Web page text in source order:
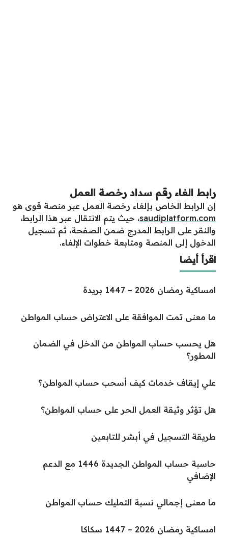
رابط الغاء رقم سداد رخصة العمل
إن الرابط الخاص بإلغاء رخصة العمل عبر منصة قوى هو
saudiplatform.com، حيث يتم الانتقال عبر هذا الرابط،
والنقر على الرابط المدرج ضمن الصفحة، ثم تسجيل
الدخول إلى المنصة ومتابعة خطوات الإلغاء.
اقرأ أيضا
امساكية رمضان 2026 – 1447 بريدة
ما معنى تمت الموافقة على الاعتراض حساب المواطن
هل يحسب حساب المواطن من الدخل في الضمان
المطور؟
علي إيقاف خدمات كيف أسحب حساب المواطن؟
هل تؤثر وثيقة العمل الحر على حساب المواطن؟
طريقة التسجيل في أبشر للتابعين
حاسبة حساب المواطن الجديدة 1446 مع الدعم
الإضافي
ما معنى إجمالي نسبة التمليك حساب المواطن
امساكية رمضان 2026 – 1447 سكاكا